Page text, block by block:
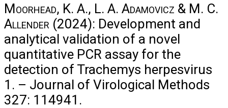
Moorhead, K. A., L. A. Adamovicz & M. C.
Allender (2024): Development and
analytical validation of a novel
quantitative PCR assay for the
detection of Trachemys herpesvirus
1. – Journal of Virological Methods
327: 114941.